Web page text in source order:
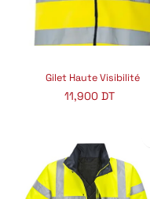
Gilet Haute Visibilité
11,900DT